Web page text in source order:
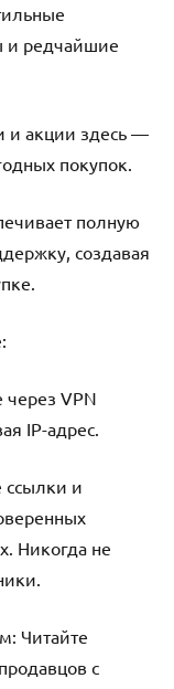
и редчайшие
и акции здесь —
покупок.
полную
создавая
VPN
IP-адрес.
ссылки и
Никогда не
Читайте
с